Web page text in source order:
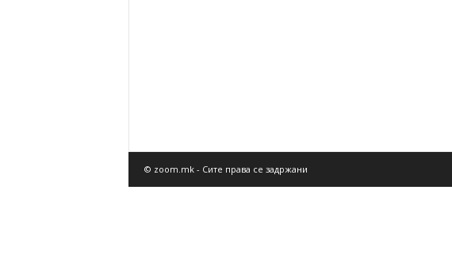
© zoom.mk - Сите права се задржани